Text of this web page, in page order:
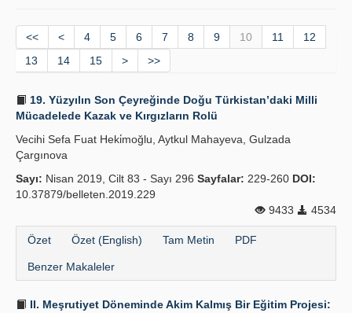
Dergi Kurulları
Yazım Kuralları
İlkeler
Kılavuzlar
İletişim
<< < 4 5 6 7 8 9 10 11
12
13
14 15 > >>
19. Yüzyılın Son Çeyreğinde Doğu Türkistan’daki Milli
Mücadelede Kazak ve Kırgızların Rolü
Vecihi Sefa Fuat Heki̇moğlu, Aytkul Mahayeva, Gulzada
Çargınova
Sayı: Nisan 2019, Cilt 83 - Sayı 296 Sayfalar: 229-260 DOI:
10.37879/belleten.2019.229
9433
4534
Özet Özet (English) Tam Metin PDF
Benzer Makaleler
II. Meşrutiyet Döneminde Akim Kalmış Bir Eğitim Projesi: